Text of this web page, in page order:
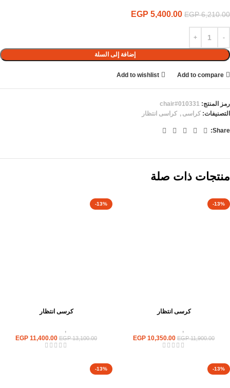
EGP6,210.00
EGP 5,400.00
إضافة إلى السلة
Add to compare
Add to wishlist
رمز المنتج: chair#010331
التصنيفات: كراسى , كراسى انتظار
Share:
منتجات ذات صلة
-13%
كرسى انتظار
,
EGP11,900.00
EGP 10,350.00
-13%
كرسى انتظار
,
EGP13,100.00
EGP 11,400.00
-13%
-13%